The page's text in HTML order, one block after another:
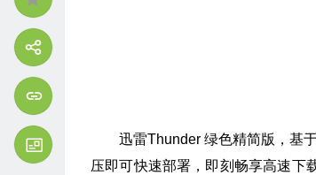
迅雷Thunder 绿色精简版，基
压即可快速部署，即刻畅享高速下